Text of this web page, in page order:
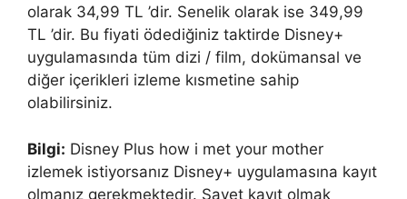
olarak 34,99 TL ’dir. Senelik olarak ise 349,99
TL ’dir. Bu fiyati ödediğiniz taktirde Disney+
uygulamasında tüm dizi / film, dokümansal ve
diğer içerikleri izleme kısmetine sahip
olabilirsiniz.
Bilgi: Disney Plus how i met your mother
izlemek istiyorsanız Disney+ uygulamasına kayıt
olmanız gerekmektedir. Şayet kayıt olmak